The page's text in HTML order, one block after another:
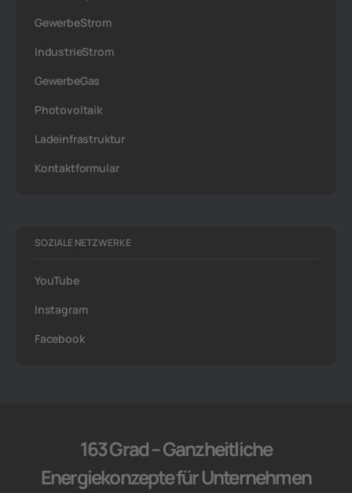
GewerbeStrom
IndustrieStrom
GewerbeGas
Photovoltaik
Ladeinfrastruktur
Kontaktformular
SOZIALE NETZWERKE
YouTube
Instagram
Facebook
163 Grad – Ganzheitliche
Energiekonzepte für Unternehmen